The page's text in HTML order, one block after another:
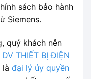
sách bảo hành
Siemens.
quý khách nên
THIẾT BỊ ĐIỆN
là đại lý ủy quyền